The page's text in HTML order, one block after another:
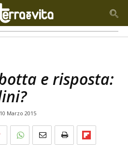
e risposta:
10 Marzo 2015